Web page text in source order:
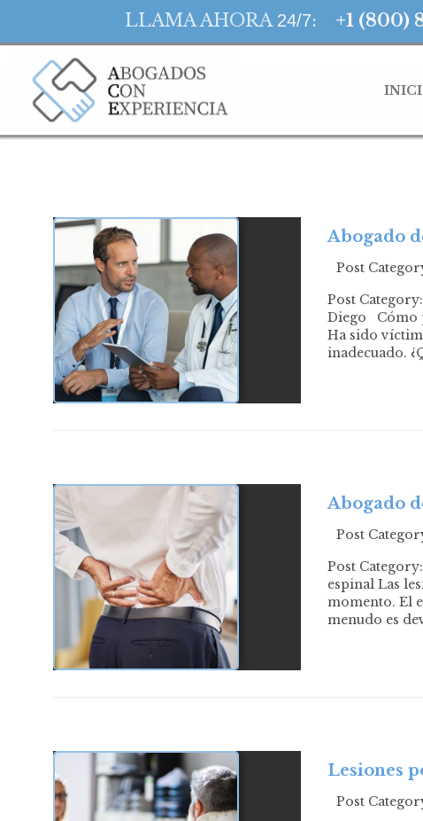
LLAMA AHORA 24/7: +1 (800)
Abogado
Post
Post
Diego Cómo
Ha sido
inadecuado.
Abogado
Post
Post
espinal Las
momento. El
menudo es
Lesiones
Post